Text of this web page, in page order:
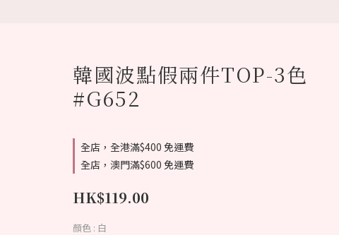
韓國波點假兩件TOP-3色
#G652
全店，全港滿$400 免運費
全店，澳門滿$600 免運費
HK$119.00
顏色 : 白